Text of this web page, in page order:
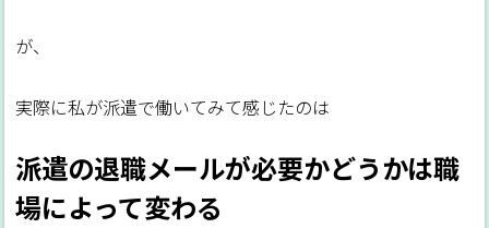
が、
実際に私が派遣で働いてみて感じたのは
派遣の退職メールが必要かどうかは職
場によって変わる